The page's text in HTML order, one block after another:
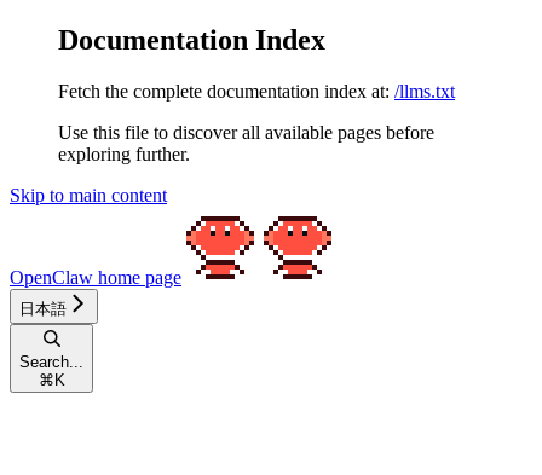
Documentation Index
Fetch the complete documentation index at: /llms.txt
Use this file to discover all available pages before
exploring further.
Skip to main content
OpenClaw home page
日本語
Search...
⌘ K